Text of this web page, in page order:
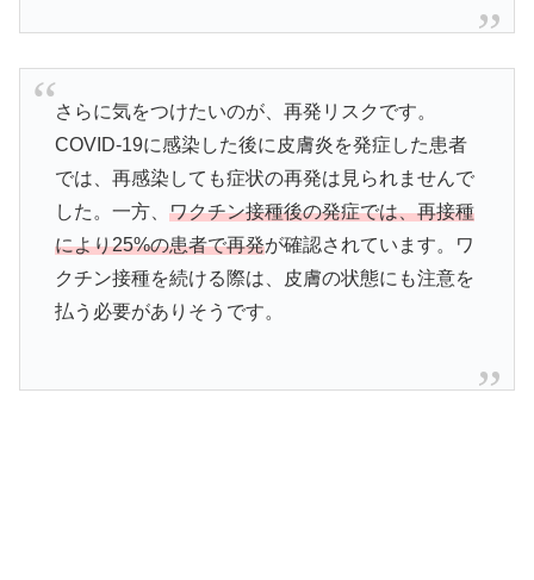
さらに気をつけたいのが、再発リスクです。
COVID-19に感染した後に皮膚炎を発症した患者
では、再感染しても症状の再発は見られませんで
した。一方、 ワクチン接種後の発症では、再接種
により25%の患者で再発が確認されています。ワ
クチン接種を続ける際は、皮膚の状態にも注意を
払う必要がありそうです。